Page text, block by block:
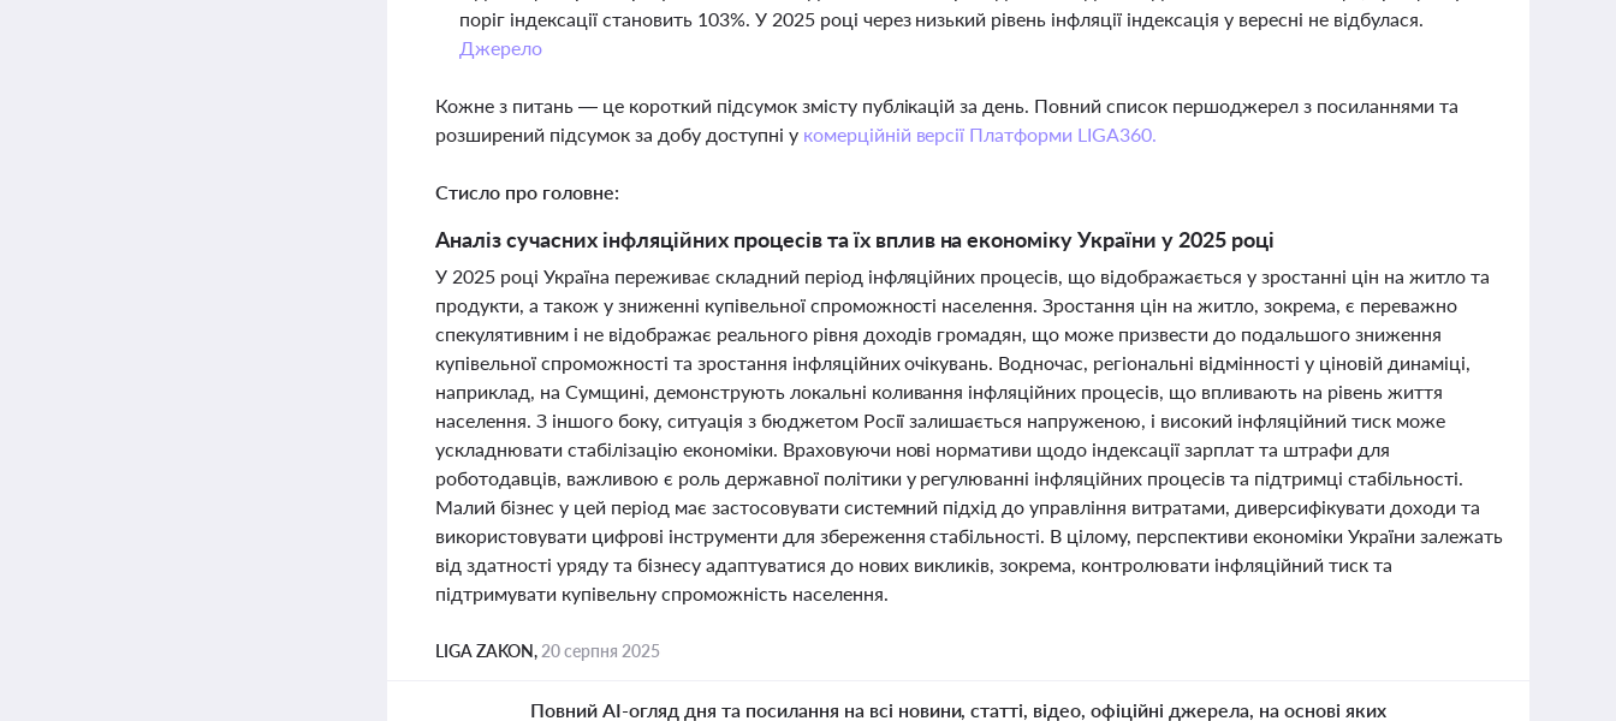
поріг індексації становить 103%. У 2025 році через низький рівень інфляції індексація у вересні не відбулася.
Джерело
Кожне з питань — це короткий підсумок змісту публікацій за день. Повний список першоджерел з посиланнями та
розширений підсумок за добу доступні у комерційній версії Платформи LIGA360.
Стисло про головне:
Аналіз сучасних інфляційних процесів та їх вплив на економіку України у 2025 році
У 2025 році Україна переживає складний період інфляційних процесів, що відображається у зростанні цін на житло та
продукти, а також у зниженні купівельної спроможності населення. Зростання цін на житло, зокрема, є переважно
спекулятивним і не відображає реального рівня доходів громадян, що може призвести до подальшого зниження
купівельної спроможності та зростання інфляційних очікувань. Водночас, регіональні відмінності у ціновій динаміці,
наприклад, на Сумщині, демонструють локальні коливання інфляційних процесів, що впливають на рівень життя
населення. З іншого боку, ситуація з бюджетом Росії залишається напруженою, і високий інфляційний тиск може
ускладнювати стабілізацію економіки. Враховуючи нові нормативи щодо індексації зарплат та штрафи для
роботодавців, важливою є роль державної політики у регулюванні інфляційних процесів та підтримці стабільності.
Малий бізнес у цей період має застосовувати системний підхід до управління витратами, диверсифікувати доходи та
використовувати цифрові інструменти для збереження стабільності. В цілому, перспективи економіки України залежать
від здатності уряду та бізнесу адаптуватися до нових викликів, зокрема, контролювати інфляційний тиск та
підтримувати купівельну спроможність населення.
LIGA ZAKON, 20 серпня 2025
Повний AI-огляд дня та посилання на всі новини, статті, відео, офіційні джерела, на основі яких